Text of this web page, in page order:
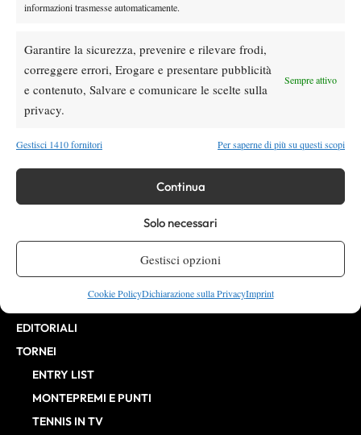
informazioni trasmesse automaticamente.
Garantire la sicurezza, prevenire e rilevare frodi,
correggere errori, Erogare e presentare pubblicità
e contenuto, Salvare e comunicare le scelte sulla
privacy.
Sempre attivo
Gestisci 1410 fornitori Per saperne di più su questi scopi
Continua
Solo necessari
Gestisci opzioni
Cookie PolicyDichiarazione sulla PrivacyImprint
Testata giornalisticaSpazio Tennis
Editore:VIBES MEDIA SRL, P.iva 14250480960
Direttore Responsabile: Alessandro Nizegorodcew
HOME
ENTRY LIST
NEWS
BILLIE JEAN KING CUP
ATP FINALS
EDITORIALI
TORNEI
ENTRY LIST
MONTEPREMI E PUNTI
TENNIS IN TV